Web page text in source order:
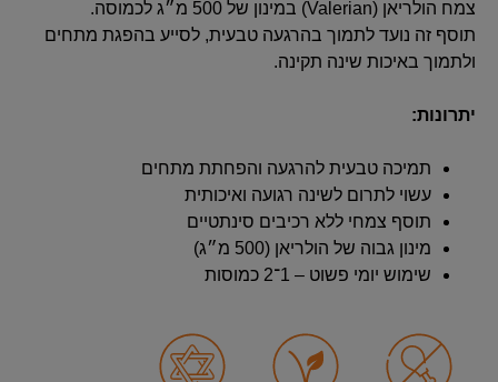
צמח הולריאן (Valerian) במינון של 500 מ״ג לכמוסה.
תוסף זה נועד לתמוך בהרגעה טבעית, לסייע בהפגת מתחים
ולתמוך באיכות שינה תקינה.
יתרונות:
תמיכה טבעית להרגעה והפחתת מתחים
עשוי לתרום לשינה רגועה ואיכותית
תוסף צמחי ללא רכיבים סינתטיים
מינון גבוה של הולריאן (500 מ״ג)
שימוש יומי פשוט – 1־2 כמוסות